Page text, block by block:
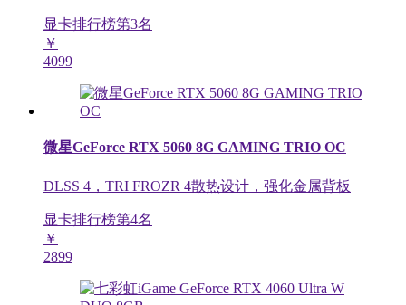
显卡排行榜第3名
￥
4099
微星GeForce RTX 5060 8G GAMING TRIO OC
DLSS 4，TRI FROZR 4散热设计，强化金属背板
显卡排行榜第4名
￥
2899